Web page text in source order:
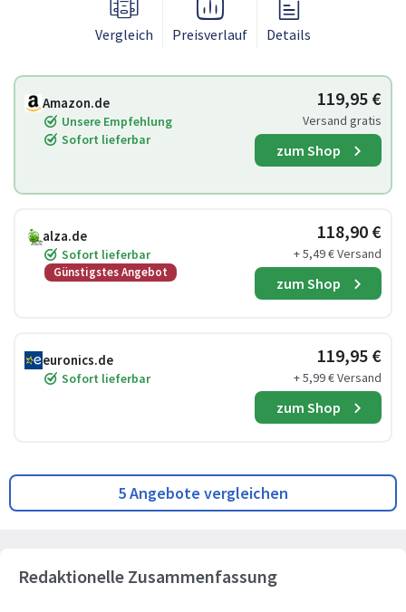
Vergleich Preisverlauf Details
Amazon.de
Unsere Empfehlung
Sofort lieferbar
119,95 €
Versand gratis
zum Shop
alza.de
Sofort lieferbar
Günstigstes Angebot
118,90 €
+ 5,49 € Versand
zum Shop
euronics.de
Sofort lieferbar
119,95 €
+ 5,99 € Versand
zum Shop
5 Angebote vergleichen
Redaktionelle Zusammenfassung